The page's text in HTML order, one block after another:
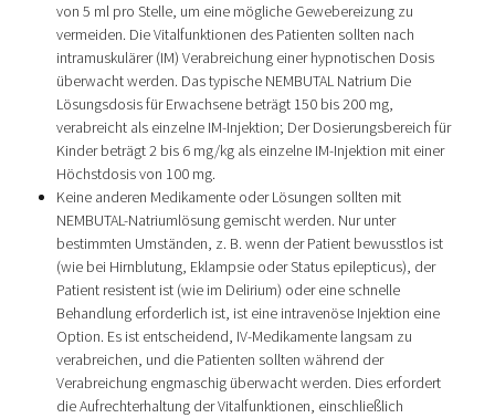
von 5 ml pro Stelle, um eine mögliche Gewebereizung zu
vermeiden. Die Vitalfunktionen des Patienten sollten nach
intramuskulärer (IM) Verabreichung einer hypnotischen Dosis
überwacht werden. Das typische NEMBUTAL Natrium Die
Lösungsdosis für Erwachsene beträgt 150 bis 200 mg,
verabreicht als einzelne IM-Injektion; Der Dosierungsbereich für
Kinder beträgt 2 bis 6 mg/kg als einzelne IM-Injektion mit einer
Höchstdosis von 100 mg.
Keine anderen Medikamente oder Lösungen sollten mit
NEMBUTAL-Natriumlösung gemischt werden. Nur unter
bestimmten Umständen, z. B. wenn der Patient bewusstlos ist
(wie bei Hirnblutung, Eklampsie oder Status epilepticus), der
Patient resistent ist (wie im Delirium) oder eine schnelle
Behandlung erforderlich ist, ist eine intravenöse Injektion eine
Option. Es ist entscheidend, IV-Medikamente langsam zu
verabreichen, und die Patienten sollten während der
Verabreichung engmaschig überwacht werden. Dies erfordert
die Aufrechterhaltung der Vitalfunktionen, einschließlich